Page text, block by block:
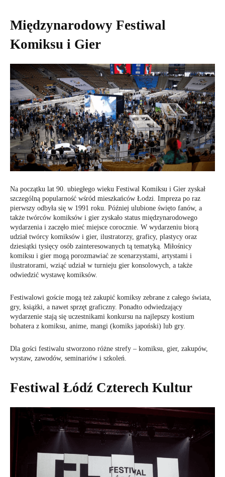
Międzynarodowy Festiwal
Komiksu i Gier
Na początku lat 90. ubiegłego wieku Festiwal Komiksu i Gier zyskał
szczególną popularność wśród mieszkańców Łodzi. Impreza po raz
pierwszy odbyła się w 1991 roku. Później ulubione święto fanów, a
także twórców komiksów i gier zyskało status międzynarodowego
wydarzenia i zaczęło mieć miejsce corocznie. W wydarzeniu biorą
udział twórcy komiksów i gier, ilustratorzy, graficy, plastycy oraz
dziesiątki tysięcy osób zainteresowanych tą tematyką. Miłośnicy
komiksu i gier mogą porozmawiać ze scenarzystami, artystami i
ilustratorami, wziąć udział w turnieju gier konsolowych, a także
odwiedzić wystawę komiksów.
Festiwalowi goście mogą też zakupić komiksy zebrane z całego świata,
gry, książki, a nawet sprzęt graficzny. Ponadto odwiedzający
wydarzenie stają się uczestnikami konkursu na najlepszy kostium
bohatera z komiksu, anime, mangi (komiks japoński) lub gry.
Dla gości festiwalu stworzono różne strefy – komiksu, gier, zakupów,
wystaw, zawodów, seminariów i szkoleń.
Festiwal Łódź Czterech Kultur